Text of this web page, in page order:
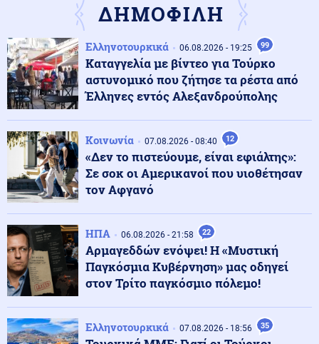
Κοινωνία
Χωρίς ενεργό μέτωπο η πυρκαγιά στη Σίνδο
Θεσσαλονίκης
Αθλητισμός
Στέφανος Τσιτσιπάς: Απόδραση στην Ελβετία με τη νέα
σύντροφό του
Κόσμος 08.08.2026 - 16:40
Η παραλία έγινε ακριβή υπόθεση: Πόσο κοστίζει μια
μέρα δίπλα στη θάλασσα
Κόσμος 08.08.2026 - 16:37
Ιταλία: Όλες οι πόλεις στο υψηλότερο επίπεδο
προειδοποίησης για καύσωνα
Κοινωνία 08.08.2026 - 16:25
ΔΗΜΟΦΙΛΗ
Ελληνοτουρκικά 06.08.2026 - 19:25 99
Καταγγελία με βίντεο για Τούρκο
αστυνομικό που ζήτησε τα ρέστα από
Έλληνες εντός Αλεξανδρούπολης
Κοινωνία 07.08.2026 - 08:40 12
«Δεν το πιστεύουμε, είναι εφιάλτης»:
Σε σοκ οι Αμερικανοί που υιοθέτησαν
τον Αφγανό
ΗΠΑ 06.08.2026 - 21:58 22
Αρμαγεδδών ενόψει! Η «Μυστική
Παγκόσμια Κυβέρνηση» μας οδηγεί
στον Τρίτο παγκόσμιο πόλεμο!
Ελληνοτουρκικά 07.08.2026 - 18:56 35